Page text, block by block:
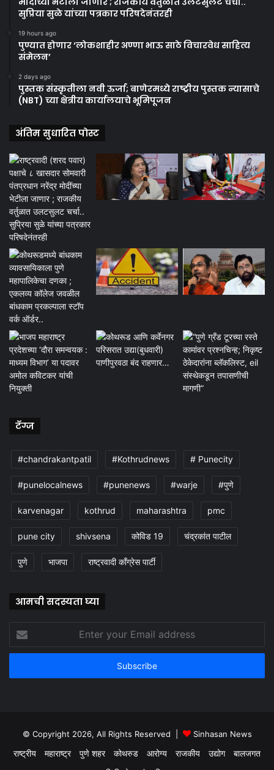
सुप्रिया सुळे यांच्या पत्रकार परिषदेनंतरही
19 hours ago
पुण्यात होणार ‘लोकशाहीर अण्णा भाऊ साठे विचारवेध साहित्य
संमेलन’
2 days ago
पुस्तक संस्कृतीला नवी ऊर्जा; बाणेरमध्ये राष्ट्रीय पुस्तक न्यासाचे
(NBT) च्या क्षेत्रीय कार्यालयाचे भूमिपूजन
अंतिम सुधारित पोस्ट
टॅग्ज
#chandrakantpatil #Kothrudnews # Punecity
#punelocalnews #punenews #warje #पुणे
karvenagar kothrud maharashtra pmc
pune city shivsena कोविड 19 चंद्रकांत पाटील
पुणे भाजपा राष्ट्रवादी काँग्रेस पार्टी
आमची सदस्यता घ्या
Enter
your
Email
© Copyright 2026, All Rights Reserved | Sinhasan News
राष्ट्रीय महाराष्ट्र पुणे शहर कोथरुड आरोग्य राजकीय उद्योग
बालजगत